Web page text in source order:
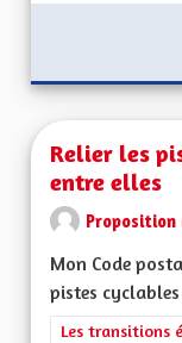
Relier les
entre elles
Proposition
Mon Code
pistes
Filtrer les
Les transitions